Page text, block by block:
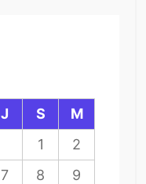
J S
M
1
2
7 8
9